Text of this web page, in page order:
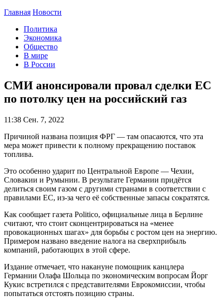
Главная Новости
Политика
Экономика
Общество
В мире
В России
СМИ анонсировали провал сделки ЕС
по потолку цен на российский газ
11:38 Сен. 7, 2022
Причиной названа позиция ФРГ — там опасаются, что эта
мера может привести к полному прекращению поставок
топлива.
Это особенно ударит по Центральной Европе — Чехии,
Словакии и Румынии. В результате Германии придётся
делиться своим газом с другими странами в соответствии с
правилами ЕС, из-за чего её собственные запасы сократятся.
Как сообщает газета Politico, официальные лица в Берлине
считают, что стоит сконцентрироваться на «менее
провокационных шагах» для борьбы с ростом цен на энергию.
Примером названо введение налога на сверхприбыль
компаний, работающих в этой сфере.
Издание отмечает, что накануне помощник канцлера
Германии Олафа Шольца по экономическим вопросам Йорг
Кукис встретился с представителями Еврокомиссии, чтобы
попытаться отстоять позицию страны.